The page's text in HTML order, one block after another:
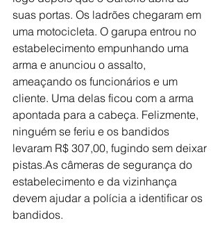
suas portas. Os ladrões chegaram em
uma motocicleta. O garupa entrou no
estabelecimento empunhando uma
arma e anunciou o assalto,
ameaçando os funcionários e um
cliente. Uma delas ficou com a arma
apontada para a cabeça. Felizmente,
ninguém se feriu e os bandidos
levaram R$ 307,00, fugindo sem deixar
pistas.As câmeras de segurança do
estabelecimento e da vizinhança
devem ajudar a polícia a identificar os
bandidos.